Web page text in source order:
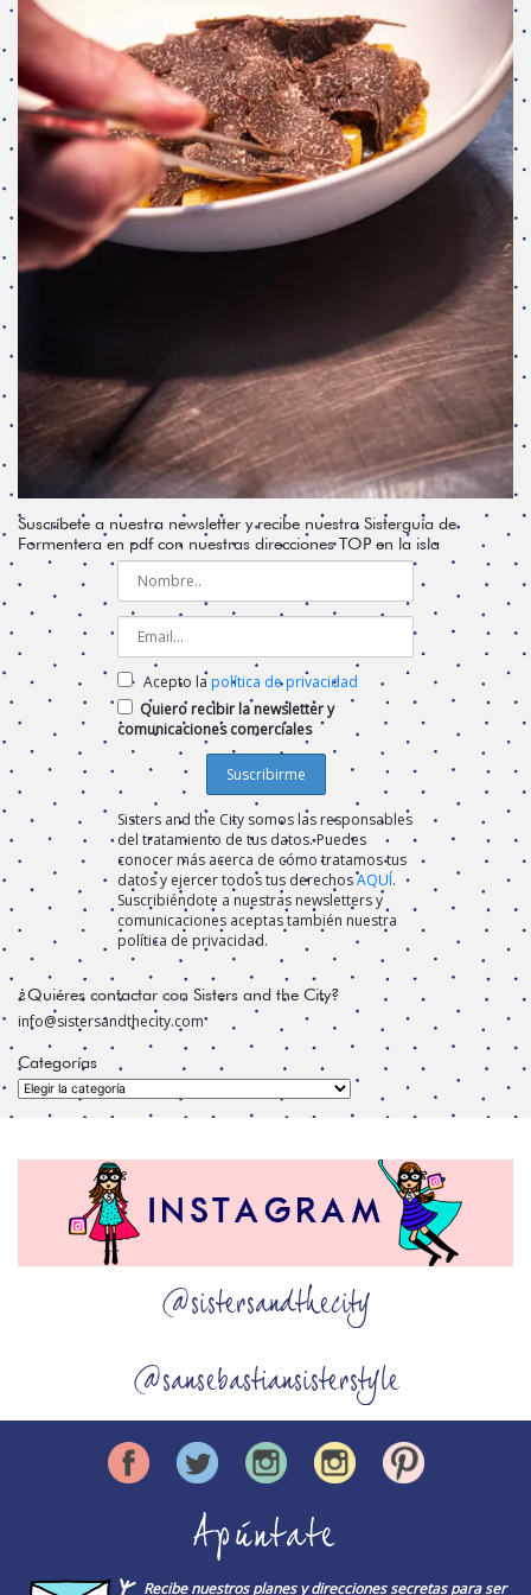
Suscríbete a nuestra newsletter y recibe nuestra Sisterguía de
Formentera en pdf con nuestras direcciones TOP en la isla
Acepto la política de privacidad
Quiero recibir la newsletter y
comunicaciones comerciales
Sisters and the City somos las responsables
del tratamiento de tus datos. Puedes
conocer más acerca de cómo tratamos tus
datos y ejercer todos tus derechosAQUÍ.
Suscribiéndote a nuestras newsletters y
comunicaciones aceptas también nuestra
política de privacidad.
¿Quiéres contactar con Sisters and the City?
info@sistersandthecity.com
Categorías
Categorías
@sistersandthecity
@sansebastiansisterstyle
Apúntate
Recibe nuestros planes y direcciones secretas para ser